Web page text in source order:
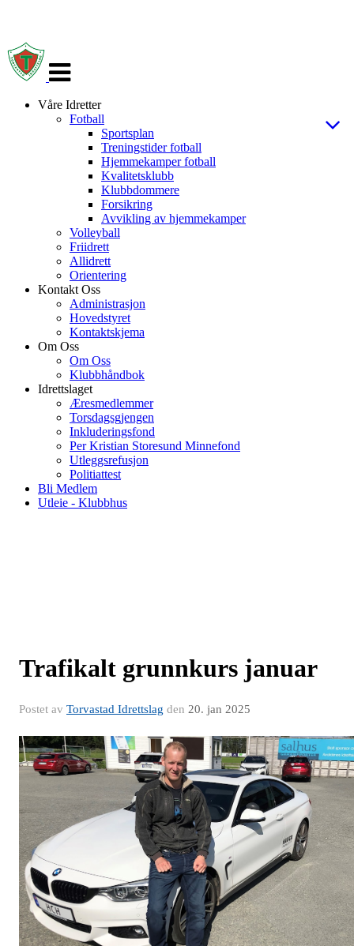
navigasjon
Våre Idretter
Fotball
Sportsplan
Treningstider fotball
Hjemmekamper fotball
Kvalitetsklubb
Klubbdommere
Forsikring
Avvikling av hjemmekamper
Volleyball
Friidrett
Allidrett
Orientering
Kontakt Oss
Administrasjon
Hovedstyret
Kontaktskjema
Om Oss
Om Oss
Klubbhåndbok
Idrettslaget
Æresmedlemmer
Torsdagsgjengen
Inkluderingsfond
Per Kristian Storesund Minnefond
Utleggsrefusjon
Politiattest
Bli Medlem
Utleie - Klubbhus
Trafikalt grunnkurs januar
Postet av Torvastad Idrettslag den 20. jan 2025